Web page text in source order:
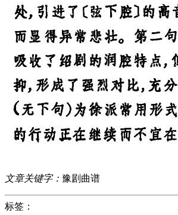
文章关键字： 豫剧曲谱
标签：